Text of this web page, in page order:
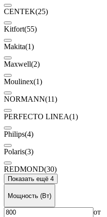
CENTEK(25)
Kitfort(55)
Makita(1)
Maxwell(2)
Moulinex(1)
NORMANN(11)
PERFECTO LINEA(1)
Philips(4)
Polaris(3)
REDMOND(30)
Показать ещё 4
Мощность (Вт)
от